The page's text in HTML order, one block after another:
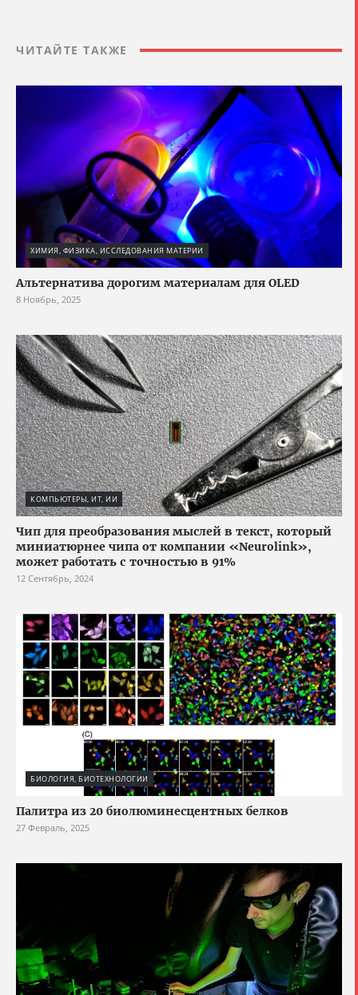
ЧИТАЙТЕ ТАКЖЕ
ХИМИЯ, ФИЗИКА, ИССЛЕДОВАНИЯ МАТЕРИИ
Альтернатива дорогим материалам для OLED
8 Ноябрь, 2025
КОМПЬЮТЕРЫ, ИТ, ИИ
Чип для преобразования мыслей в текст, который
миниатюрнее чипа от компании «Neurolink»,
может работать с точностью в 91%
12 Сентябрь, 2024
БИОЛОГИЯ, БИОТЕХНОЛОГИИ
Палитра из 20 биолюминесцентных белков
27 Февраль, 2025